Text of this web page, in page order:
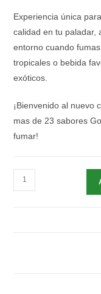
Experiencia única
calidad en tu paladar,
entorno cuando
tropicales o bebida
exóticos.
¡Bienvenido al nuevo
mas de 23 sabores
fumar!